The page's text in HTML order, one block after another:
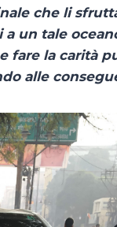
che li
un tale
fare la carità
alle